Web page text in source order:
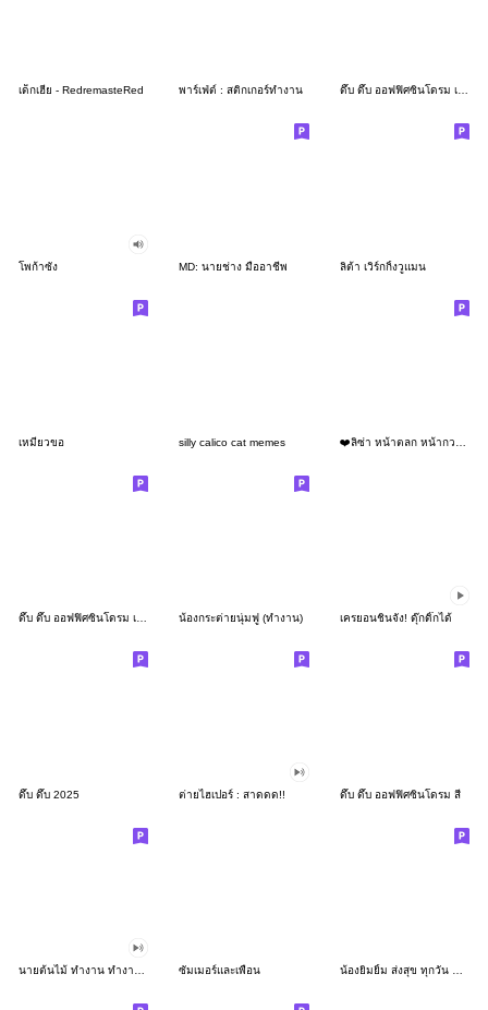
เด็กเฮีย - RedremasteRed พาร์เฟ่ต์ : สติกเกอร์ทำงาน ดึ๊บ ดึ๊บ ออฟฟิศซินโดรม เจ็ด
โพก้าซัง MD: นายช่าง มืออาชีพ ลิต้า เวิร์กกิ้งวูแมน
เหมียวขอ silly calico cat memes
ดึ๊บ ดึ๊บ ออฟฟิศซินโดรม เก้า น้องกระต่ายนุ่มฟู (ทำงาน) เครยอนชินจัง! ดุ๊กดิ๊กได้
ดึ๊บ ดึ๊บ 2025 ต่ายไฮเปอร์ : สาดดด!! ดึ๊บ ดึ๊บ ออฟฟิศซินโดรม สี่
ซัมเมอร์และเพื่อน